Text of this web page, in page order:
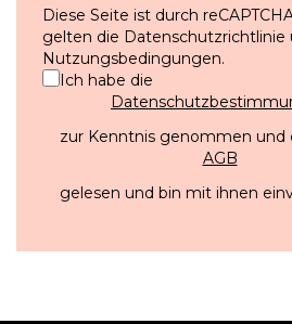
Diese Seite ist durch
gelten die Datenschutzrichtlinie
Nutzungsbedingungen.
Ich habe die
zur Kenntnis genommen und
AGB
gelesen und bin mit ihnen